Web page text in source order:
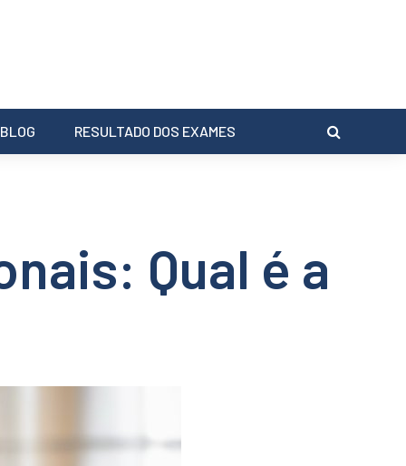
BLOG RESULTADO DOS EXAMES
Qual é a